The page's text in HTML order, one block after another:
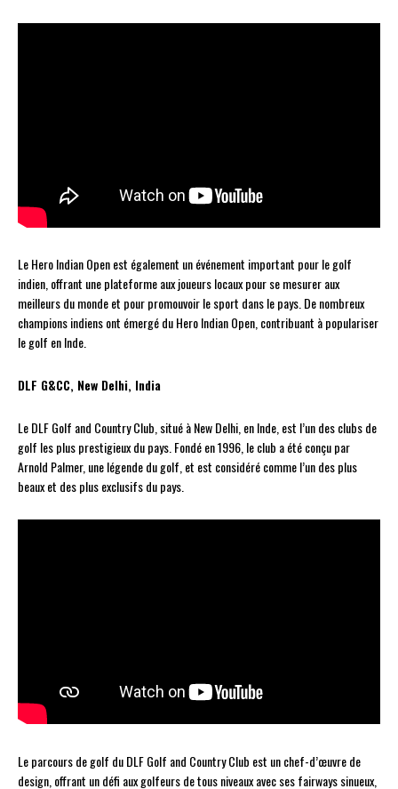
Le Hero Indian Open est également un événement important pour le golf
indien, offrant une plateforme aux joueurs locaux pour se mesurer aux
meilleurs du monde et pour promouvoir le sport dans le pays. De nombreux
champions indiens ont émergé du Hero Indian Open, contribuant à populariser
le golf en Inde.
DLF G&CC, New Delhi, India
Le DLF Golf and Country Club, situé à New Delhi, en Inde, est l’un des clubs de
golf les plus prestigieux du pays. Fondé en 1996, le club a été conçu par
Arnold Palmer, une légende du golf, et est considéré comme l’un des plus
beaux et des plus exclusifs du pays.
Le parcours de golf du DLF Golf and Country Club est un chef-d’œuvre de
design, offrant un défi aux golfeurs de tous niveaux avec ses fairways sinueux,